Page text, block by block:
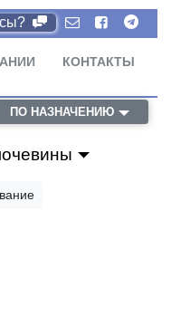
КОНТАКТЫ
ПО НАЗНАЧЕНИЮ